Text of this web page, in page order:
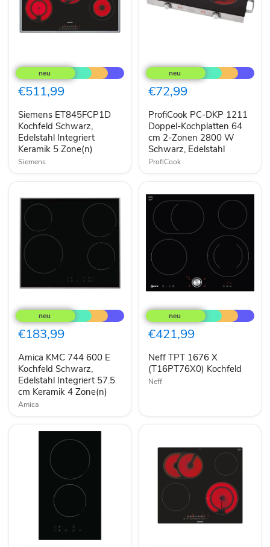
ET845FCP1D
Kochfeld
Schwarz,
Edelstahl
Keramik
5
Zone(n)
€511,99
Siemens ET845FCP1D
Kochfeld Schwarz,
Edelstahl Integriert
Keramik 5 Zone(n)
Siemens
PC-
DKP
1211
Doppel-
64
cm
2-
Zonen
2800
W
€72,99
ProfiCook PC-DKP 1211
Doppel-Kochplatten 64
cm 2-Zonen 2800 W
Schwarz, Edelstahl
ProfiCook
KMC
744
600
E
Schwarz,
Edelstahl
Integriert
57.5
cm
Keramik
€183,99
Amica KMC 744 600 E
Kochfeld Schwarz,
Edelstahl Integriert 57.5
cm Keramik 4 Zone(n)
Amica
TPT
1676
X
(T16PT76X0)
€421,99
Neff TPT 1676 X
(T16PT76X0) Kochfeld
Neff